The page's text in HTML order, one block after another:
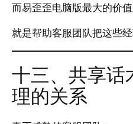
而易歪歪电脑版最大的价值
就是帮助客服团队把这些
十三、共享话
理的关系